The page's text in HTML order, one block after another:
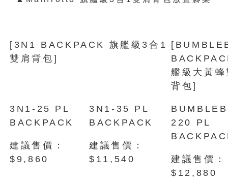
[3N1 BACKPACK 旗艦級3合1
雙肩背包]
艦級大黃
背包]
3N1-25 PL
BACKPACK
建議售價：
$9,860
3N1-35 PL
BACKPACK
建議售價：
$11,540
220 PL
建議售價：
$12,880